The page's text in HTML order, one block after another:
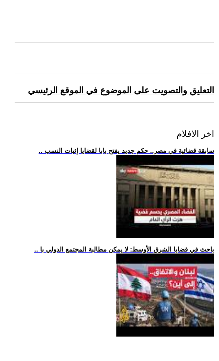
التعليق والتصويت على الموضوع في الموقع الرئيسي
اخر الافلام
.. سابقة قضائية في مصر.. حكم جديد يفتح بابا لقضايا إثبات النسب
.. باحث في قضايا الشرق الأوسط: لا يمكن مطالبة المجتمع الدولي با